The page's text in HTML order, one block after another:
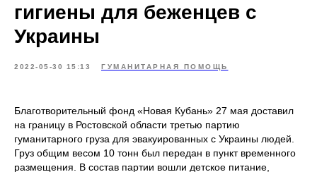
гигиены для беженцев с
Украины
2022-05-30 15:13 ГУМАНИТАРНАЯ ПОМОЩЬ
Благотворительный фонд «Новая Кубань» 27 мая доставил
на границу в Ростовской области третью партию
гуманитарного груза для эвакуированных с Украины людей.
Груз общим весом 10 тонн был передан в пункт временного
размещения. В состав партии вошли детское питание,